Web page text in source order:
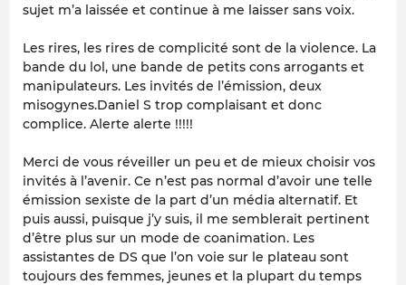
sujet m’a laissée et continue à me laisser sans voix.
Les rires, les rires de complicité sont de la violence. La
bande du lol, une bande de petits cons arrogants et
manipulateurs. Les invités de l’émission, deux
misogynes.Daniel S trop complaisant et donc
complice. Alerte alerte !!!!!
Merci de vous réveiller un peu et de mieux choisir vos
invités à l’avenir. Ce n’est pas normal d’avoir une telle
émission sexiste de la part d’un média alternatif. Et
puis aussi, puisque j’y suis, il me semblerait pertinent
d’être plus sur un mode de coanimation. Les
assistantes de DS que l’on voie sur le plateau sont
toujours des femmes, jeunes et la plupart du temps